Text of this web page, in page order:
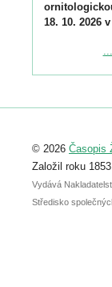
18. 10. 2026
Podrobnější
Registrovat
abstraktu
posteru je už
© 2026 Časopis
Založil roku
Vydává
Středisko